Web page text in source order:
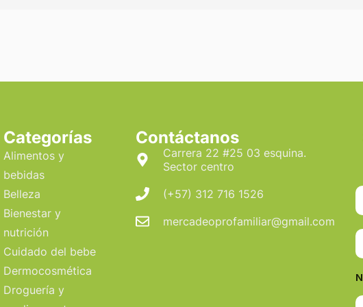
Categorías
Alimentos y
bebidas
Belleza
Bienestar y
nutrición
Cuidado del bebe
Dermocosmética
Droguería y
Contáctanos
Carrera 22 #25 03 esquina.
Sector centro
(+57) 312 716 1526
mercadeoprofamiliar@gmail.com
N
b
e
C
d
u
l
a